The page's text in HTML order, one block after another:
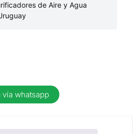
de Aire y Agua
vía whatsapp